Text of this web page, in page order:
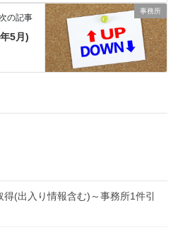
事務所
次の記事
5月)
(出入り情報含む)～事務所1件引